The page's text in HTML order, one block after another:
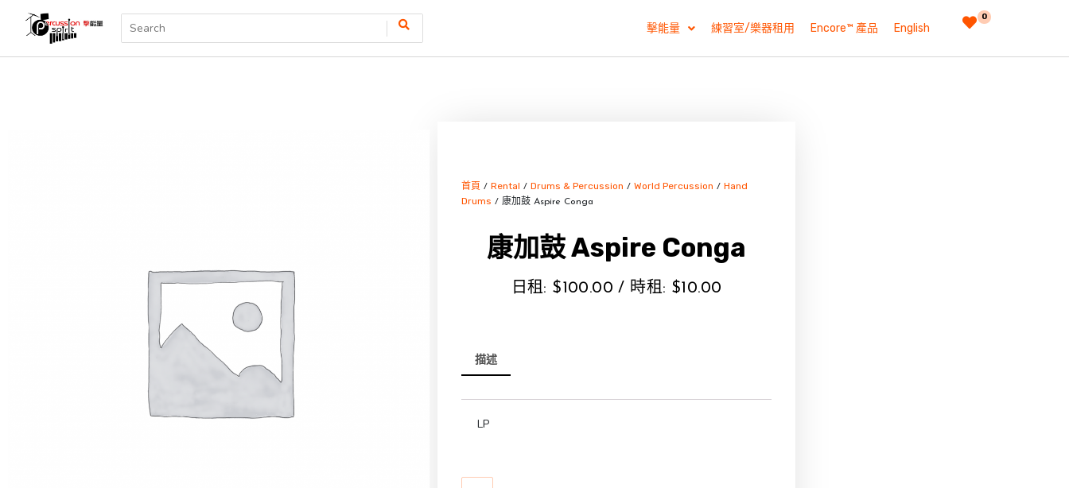
擊能量 練習室/樂器租用 Encore™ 產品 English
0
首頁 / Rental / Drums & Percussion / World Percussion / Hand
Drums / 康加鼓 Aspire Conga
康加鼓 Aspire Conga
日租: $ 100.00 / 時租: $ 10.00
描述
LP